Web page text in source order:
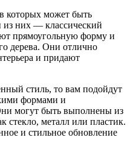
которых может быть
них — классический
прямоугольную форму и
дерева. Они отлично
и придают
стиль, то вам подойдут
формами и
могут быть выполнены из
стекло, металл или пластик.
и стильное обновление